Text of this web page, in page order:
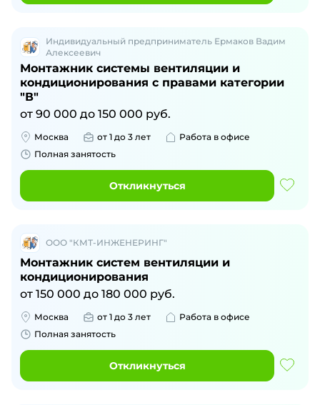
Индивидуальный предприниматель Ермаков Вадим
Алексеевич
Монтажник системы вентиляции и
кондиционирования с правами категории
"В"
от 90 000 до 150 000 руб.
Москва от 1 до 3 лет
Работа в офисе
Полная занятость
Откликнуться
ООО "КМТ-ИНЖЕНЕРИНГ"
Монтажник систем вентиляции и
кондиционирования
от 150 000 до 180 000 руб.
Москва от 1 до 3 лет
Работа в офисе
Полная занятость
Откликнуться